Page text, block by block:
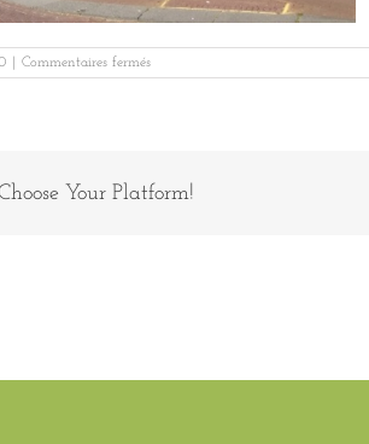
Commentaires ferméssur
LCA
Your Platform!